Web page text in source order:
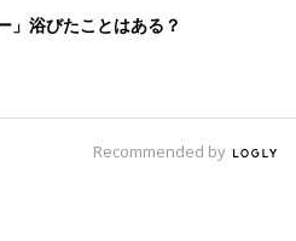
」浴びたことはある？
Recommended by